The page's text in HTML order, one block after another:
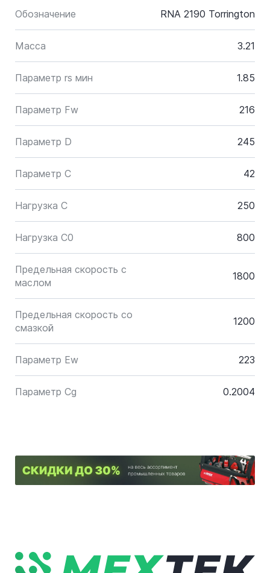
Обозначение RNA 2190 Torrington
Масса 3.21
Параметр rs мин 1.85
Параметр Fw 216
Параметр D 245
Параметр C 42
Нагрузка C 250
Нагрузка C0 800
Предельная скорость с
маслом
1800
Предельная скорость со
смазкой
1200
Параметр Ew 223
Параметр Cg 0.2004